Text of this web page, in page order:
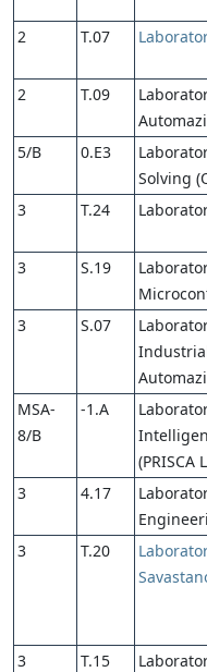
2
T.07
2
T.09
5/B
0.E3
Solving
3
T.24
3
S.19
3
S.07
MSA-
8/B
-1.A
(PRISCA
3 4.17
3
T.20
3
T.15